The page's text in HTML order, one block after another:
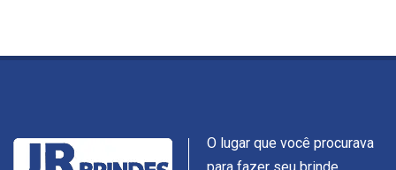
O lugar que você procurava